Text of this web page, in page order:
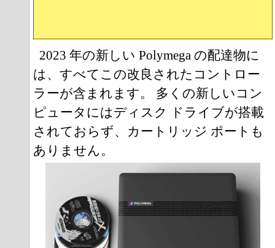
2023 年の新しい Polymega の配達物に
は、すべてこの改良されたコントロー
ラーが含まれます。 多くの新しいコン
ピュータにはディスク ドライブが搭載
されておらず、カートリッジ ポートも
ありません。